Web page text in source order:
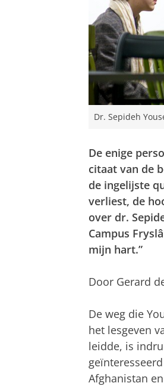
Dr. Sepideh
De enige
citaat van de
de ingelijste
verliest, de
over dr.
Campus
mijn hart.”
Door Gerard
De weg die
het lesgeven
leidde, is
Afghanistan